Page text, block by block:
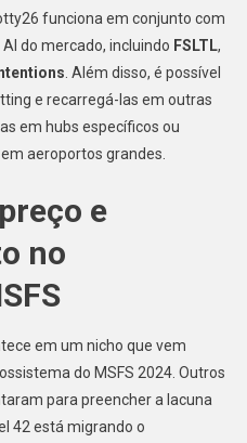
funciona em conjunto com
do mercado, incluindo FSLTL,
. Além disso, é possível
e recarregá-las em outras
em hubs específicos ou
aeroportos grandes.
e
no
em um nicho que vem
do MSFS 2024. Outros
para preencher a lacuna
42 está migrando o